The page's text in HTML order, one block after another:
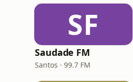
SF
Saudade FM
Santos · 99.7 FM